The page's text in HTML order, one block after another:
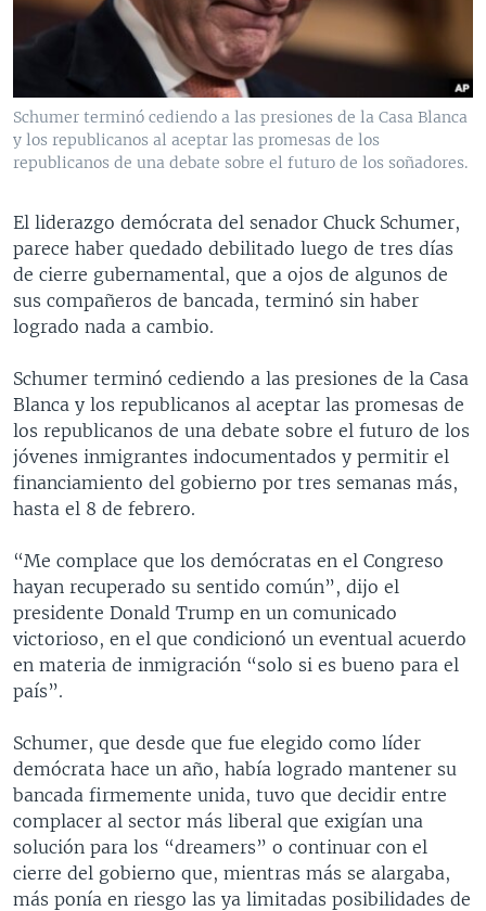
VENEZUELA
NICARAGUA
ECONOMÍA
ENTRETENIMIENTO Y CULTURA
TECNOLOGÍA
DEPORTES
MULTIMEDIA
FOTOGRAFÍA
AUDIOS
EL MUNDO AL DÍA
FORO INTERAMERICANO
LAS CLAVES
PANORAMA
RADIO
AVANCE INFORMATIVO
BUENOS DÍAS AMÉRICA
ESTADOS UNIDOS AL DÍA
EL MUNDO AL DÍA [RADIO]
FORO [RADIO]
DEPORTIVO INTERNACIONAL
NOTA ECONÓMICA
ENTRETENIMIENTO
DIRECT
DOCUMENTALES DE LA VOA
Learning English
Idiomas
Schumer terminó cediendo a las presiones de la Casa Blanca
y los republicanos al aceptar las promesas de los
republicanos de una debate sobre el futuro de los soñadores.
El liderazgo demócrata del senador Chuck Schumer,
parece haber quedado debilitado luego de tres días
de cierre gubernamental, que a ojos de algunos de
sus compañeros de bancada, terminó sin haber
logrado nada a cambio.
Schumer terminó cediendo a las presiones de la Casa
Blanca y los republicanos al aceptar las promesas de
los republicanos de una debate sobre el futuro de los
jóvenes inmigrantes indocumentados y permitir el
financiamiento del gobierno por tres semanas más,
hasta el 8 de febrero.
“Me complace que los demócratas en el Congreso
hayan recuperado su sentido común”, dijo el
presidente Donald Trump en un comunicado
victorioso, en el que condicionó un eventual acuerdo
en materia de inmigración “solo si es bueno para el
país”.
Schumer, que desde que fue elegido como líder
demócrata hace un año, había logrado mantener su
bancada firmemente unida, tuvo que decidir entre
complacer al sector más liberal que exigían una
solución para los “dreamers” o continuar con el
cierre del gobierno que, mientras más se alargaba,
más ponía en riesgo las ya limitadas posibilidades de